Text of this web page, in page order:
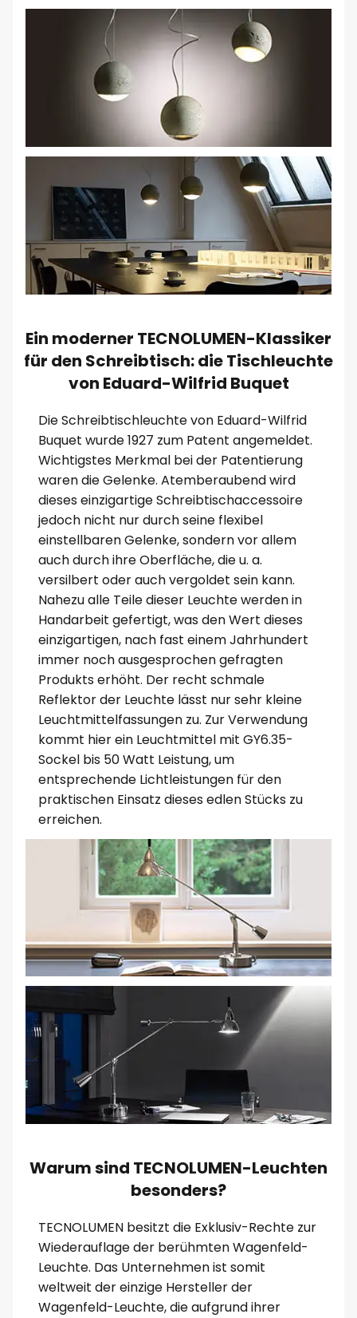
Ein moderner TECNOLUMEN-Klassiker
für den Schreibtisch: die Tischleuchte
von Eduard-Wilfrid Buquet
Die Schreibtischleuchte von Eduard-Wilfrid
Buquet wurde 1927 zum Patent angemeldet.
Wichtigstes Merkmal bei der Patentierung
waren die Gelenke. Atemberaubend wird
dieses einzigartige Schreibtischaccessoire
jedoch nicht nur durch seine flexibel
einstellbaren Gelenke, sondern vor allem
auch durch ihre Oberfläche, die u. a.
versilbert oder auch vergoldet sein kann.
Nahezu alle Teile dieser Leuchte werden in
Handarbeit gefertigt, was den Wert dieses
einzigartigen, nach fast einem Jahrhundert
immer noch ausgesprochen gefragten
Produkts erhöht. Der recht schmale
Reflektor der Leuchte lässt nur sehr kleine
Leuchtmittelfassungen zu. Zur Verwendung
kommt hier ein Leuchtmittel mit GY6.35-
Sockel bis 50 Watt Leistung, um
entsprechende Lichtleistungen für den
praktischen Einsatz dieses edlen Stücks zu
erreichen.
Warum sind TECNOLUMEN-Leuchten
besonders?
TECNOLUMEN besitzt die Exklusiv-Rechte zur
Wiederauflage der berühmten Wagenfeld-
Leuchte. Das Unternehmen ist somit
weltweit der einzige Hersteller der
Wagenfeld-Leuchte, die aufgrund ihrer